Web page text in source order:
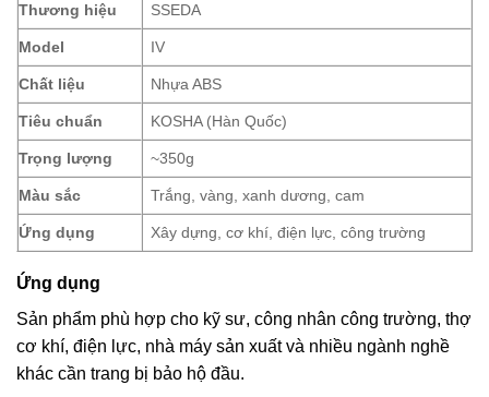
Thương hiệu SSEDA
Model IV
Chất liệu Nhựa ABS
Tiêu chuẩn KOSHA (Hàn Quốc)
Trọng lượng ~350g
Màu sắc Trắng, vàng, xanh dương, cam
Ứng dụng Xây dựng, cơ khí, điện lực, công trường
Ứng dụng
Sản phẩm phù hợp cho kỹ sư, công nhân công trường, thợ
cơ khí, điện lực, nhà máy sản xuất và nhiều ngành nghề
khác cần trang bị bảo hộ đầu.